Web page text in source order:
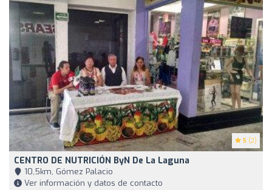
5 (2)
CENTRO DE NUTRICIÓN ByN De La Laguna
10,5km, Gómez Palacio
Ver información y datos de contacto